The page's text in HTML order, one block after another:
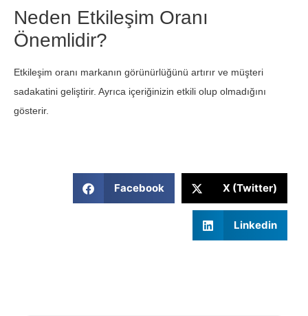
Neden Etkileşim Oranı
Önemlidir?
Etkileşim oranı markanın görünürlüğünü artırır ve müşteri
sadakatini geliştirir. Ayrıca içeriğinizin etkili olup olmadığını
gösterir.
Facebook X (Twitter)
Linkedin